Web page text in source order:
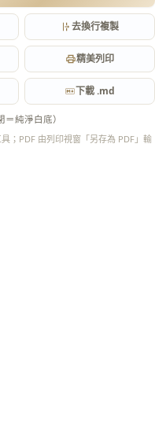
去換行複製
精美列印
下載 .md
純淨白底）
；PDF 由列印視窗「另存為 PDF」輸